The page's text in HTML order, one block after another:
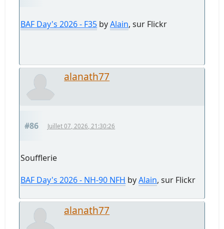
BAF Day's 2026 - F35 byAlain, sur Flickr
alanath77
#86 Juillet 07, 2026, 21:30:26
Soufflerie
BAF Day's 2026 - NH‑90 NFH byAlain, sur Flickr
alanath77